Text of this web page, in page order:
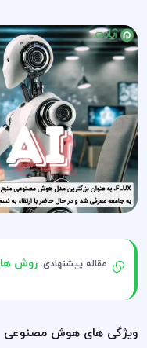
مقاله پیشنهادی:روش
ویژگی های هوش مصنوعی FLUX